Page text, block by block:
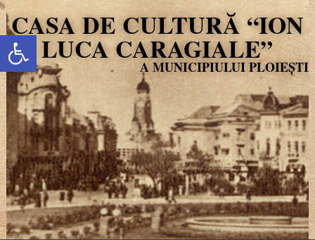
Deschide bara de unelte
CASA DE CULTURĂ “ION
LUCA CARAGIALE”